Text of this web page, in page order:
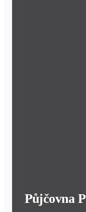
Půjčovna